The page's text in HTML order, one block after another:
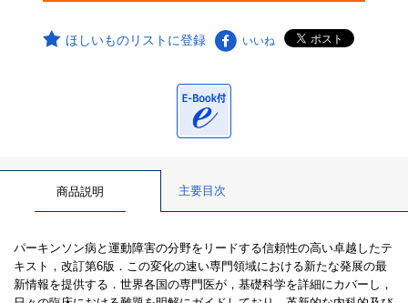
ほしいものリストに登録 いいね
商品説明 主要目次
パーキンソン病と運動障害の分野をリードする信頼性の高い卓越したテ
キスト，改訂第6版．この変化の速い専門領域における新たな発展の最
新情報を提供する．世界各国の専門医が，基礎科学を詳細にカバーし，